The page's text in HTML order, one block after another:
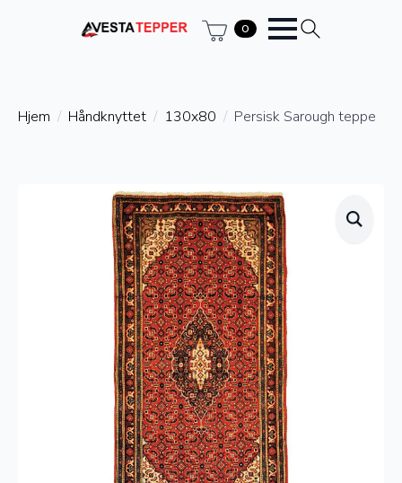
0
Hjem Håndknyttet 130x80 Persisk Sarough teppe